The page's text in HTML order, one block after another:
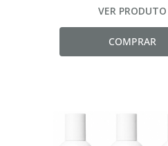
VER PRODUTO
COMPRAR